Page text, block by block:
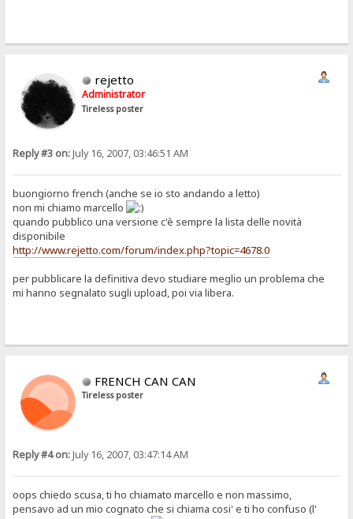
rejetto
Administrator
Tireless poster
Reply #3 on:July 16, 2007, 03:46:51 AM
buongiorno french (anche se io sto andando a letto)
non mi chiamo marcello
quando pubblico una versione c'è sempre la lista delle novità
disponibile
http://www.rejetto.com/forum/index.php?topic=4678.0
per pubblicare la definitiva devo studiare meglio un problema che
mi hanno segnalato sugli upload, poi via libera.
FRENCH CAN CAN
Tireless poster
Reply #4 on:July 16, 2007, 03:47:14 AM
oops chiedo scusa, ti ho chiamato marcello e non massimo,
pensavo ad un mio cognato che si chiama cosi' e ti ho confuso (l'